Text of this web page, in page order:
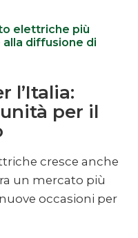
elettriche più
diffusione di
l’Italia:
per il
cresce anche
un mercato più
occasioni per